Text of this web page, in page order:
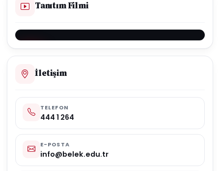
Tanıtım Filmi
İletişim
TELEFON
444 1 264
E-POSTA
info@belek.edu.tr